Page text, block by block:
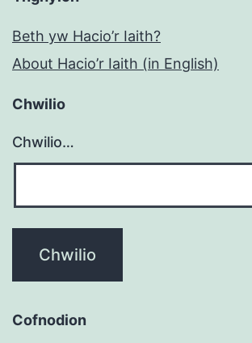
Beth yw Hacio’r Iaith?
About Hacio’r Iaith (in English)
Chwilio
Chwilio…
Cofnodion